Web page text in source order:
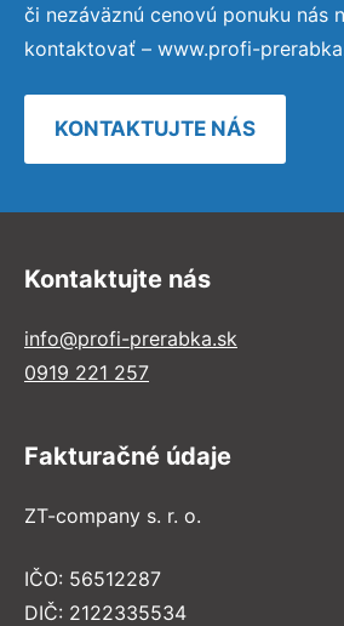
či nezáväznú cenovú ponuku nás
kontaktovať – www.profi-
KONTAKTUJTE NÁS
Kontaktujte nás
info@profi-prerabka.sk
0919 221 257
Fakturačné údaje
ZT-company s. r. o.
IČO: 56512287
DIČ: 2122335534